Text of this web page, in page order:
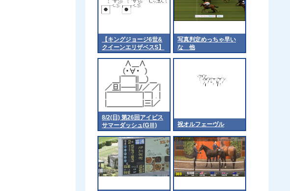
【キングジョージ6世&
クイーンエリザベスS】
マスカレードボールはア
スコットのコースに適応
できるのか 他
写真判定めっちゃ早い
な 他
8/2(日) 第26回アイビス
サマーダッシュ(GⅢ)
part2
祝オルフェーヴル